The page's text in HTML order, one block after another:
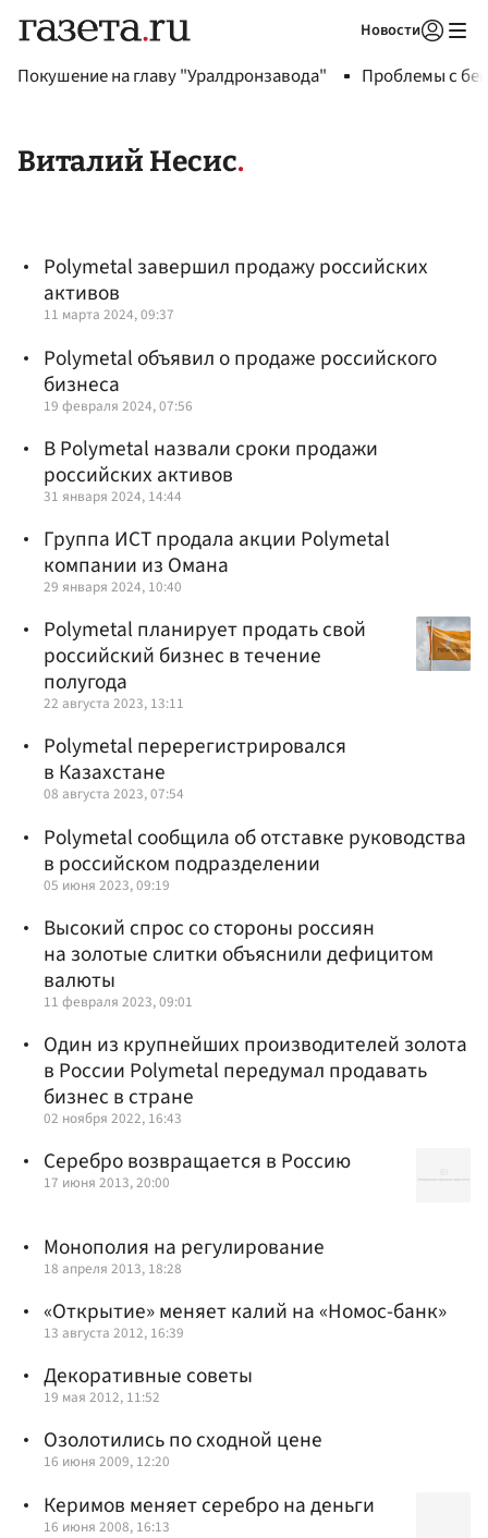
Новости
Покушение на главу "Уралдронзавода" Проблемы с
Виталий Несис
Polymetal завершил продажу российских
активов
11 марта 2024, 09:37
Polymetal объявил о продаже российского
бизнеса
19 февраля 2024, 07:56
В Polymetal назвали сроки продажи
российских активов
31 января 2024, 14:44
Группа ИСТ продала акции Polymetal
компании из Омана
29 января 2024, 10:40
Polymetal планирует продать свой
российский бизнес в течение
полугода
22 августа 2023, 13:11
Polymetal перерегистрировался
в Казахстане
08 августа 2023, 07:54
Polymetal сообщила об отставке руководства
в российском подразделении
05 июня 2023, 09:19
Высокий спрос со стороны россиян
на золотые слитки объяснили дефицитом
валюты
11 февраля 2023, 09:01
Один из крупнейших производителей золота
в России Polymetal передумал продавать
бизнес в стране
02 ноября 2022, 16:43
Серебро возвращается в Россию
17 июня 2013, 20:00
Монополия на регулирование
18 апреля 2013, 18:28
«Открытие» меняет калий на «Номос-банк»
13 августа 2012, 16:39
Декоративные советы
19 мая 2012, 11:52
Озолотились по сходной цене
16 июня 2009, 12:20
Керимов меняет серебро на деньги
16 июня 2008, 16:13